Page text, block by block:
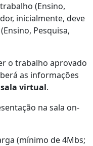
(Ensino,
inicialmente, deve
Pesquisa,
o trabalho aprovado
as informações
virtual.
na sala on-
(mínimo de 4Mbs;